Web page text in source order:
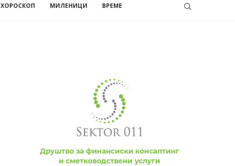
ХОРОСКОП МИЛЕНИЦИ ВРЕМЕ